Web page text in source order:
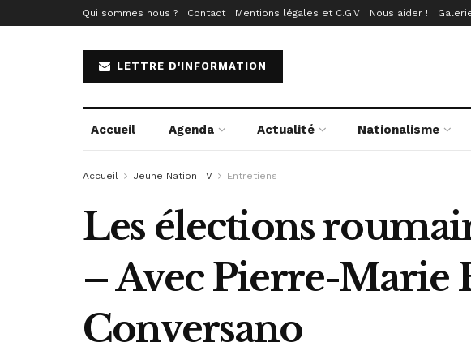
Qui sommes nous ? Contact Mentions légales et C.G.V Nous aider !
LETTRE D'INFORMATION
Accueil Agenda Actualité Nationalisme
Accueil Jeune Nation TV Entretiens
Les élections
– Avec Pierre-Marie
Conversano